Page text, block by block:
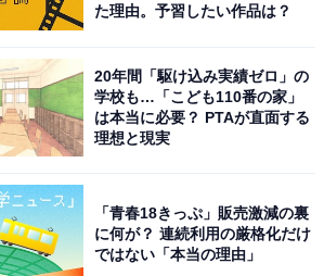
長く、泣かせる演技もコメディも嫌
が寄せられました。
原文ママです
らこ
。グルメと深夜ラジオを愛するライ
を防ぐ少年団と、ポケットに入るモ
た理由。予習したい作品は？
20年間「駆け込み実績ゼロ」の
学校も…「こども110番の家」
は本当に必要？ PTAが直面する
理想と現実
「青春18きっぷ」販売激減の裏
に何が？ 連続利用の厳格化だけ
ではない「本当の理由」